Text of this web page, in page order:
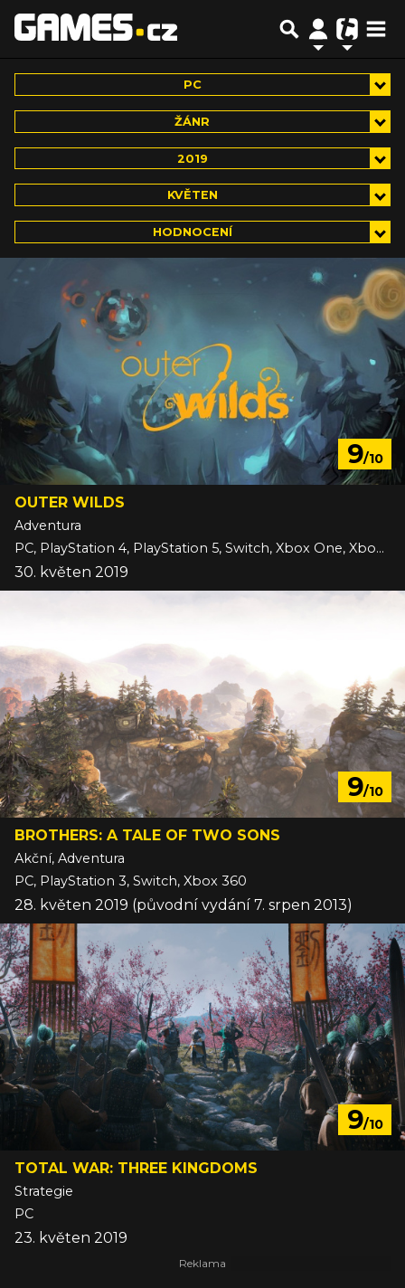
PC
ŽÁNR
2019
KVĚTEN
HODNOCENÍ
9/10
OUTER WILDS
Adventura
PC, PlayStation 4, PlayStation 5, Switch, Xbox One, Xbox Series
30. květen 2019
9/10
BROTHERS: A TALE OF TWO SONS
Akční, Adventura
PC, PlayStation 3, Switch, Xbox 360
28. květen 2019 (původní vydání 7. srpen 2013)
9/10
TOTAL WAR: THREE KINGDOMS
Strategie
PC
23. květen 2019